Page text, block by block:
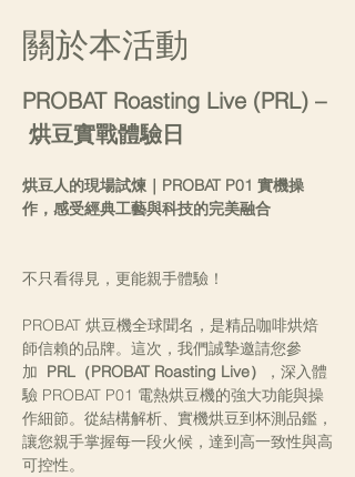
關於本活動
PROBAT Roasting Live (PRL) –
烘豆實戰體驗日
烘豆人的現場試煉｜PROBAT P01 實機操
作，感受經典工藝與科技的完美融合
不只看得見，更能親手體驗！
PROBAT 烘豆機全球聞名，是精品咖啡烘焙
師信賴的品牌。這次，我們誠摯邀請您參
加 PRL（PROBAT Roasting Live）
，深入體
驗 PROBAT P01 電熱烘豆機的強大功能與操
作細節。從結構解析、實機烘豆到杯測品鑑，
讓您親手掌握每一段火候，達到高一致性與高
可控性。